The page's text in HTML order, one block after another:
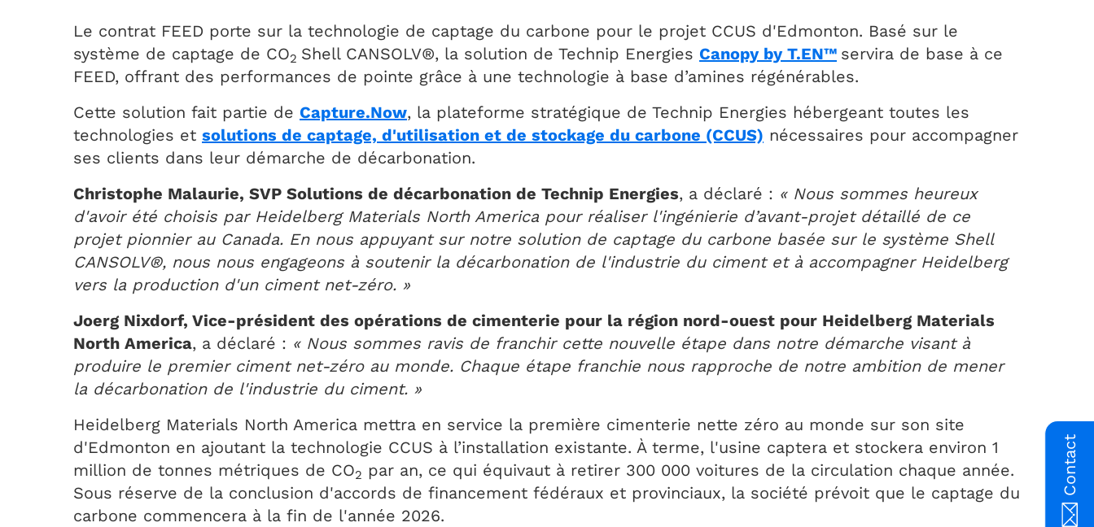
Le contrat FEED porte sur la technologie de captage du carbone pour le projet CCUS d'Edmonton. Basé sur le
système de captage de CO2 Shell CANSOLV®, la solution de Technip Energies Canopy by T.EN™ servira de base à ce
FEED, offrant des performances de pointe grâce à une technologie à base d’amines régénérables.
Cette solution fait partie de Capture.Now, la plateforme stratégique de Technip Energies hébergeant toutes les
technologies et solutions de captage, d'utilisation et de stockage du carbone (CCUS) nécessaires pour accompagner
ses clients dans leur démarche de décarbonation.
Christophe Malaurie, SVP Solutions de décarbonation de Technip Energies, a déclaré : « Nous sommes heureux
d'avoir été choisis par Heidelberg Materials North America pour réaliser l'ingénierie d’avant-projet détaillé de ce
projet pionnier au Canada. En nous appuyant sur notre solution de captage du carbone basée sur le système Shell
CANSOLV®, nous nous engageons à soutenir la décarbonation de l'industrie du ciment et à accompagner Heidelberg
vers la production d'un ciment net-zéro. »
Joerg Nixdorf, Vice-président des opérations de cimenterie pour la région nord-ouest pour Heidelberg Materials
North America, a déclaré : « Nous sommes ravis de franchir cette nouvelle étape dans notre démarche visant à
produire le premier ciment net-zéro au monde. Chaque étape franchie nous rapproche de notre ambition de mener
la décarbonation de l'industrie du ciment. »
Heidelberg Materials North America mettra en service la première cimenterie nette zéro au monde sur son site
d'Edmonton en ajoutant la technologie CCUS à l’installation existante. À terme, l'usine captera et stockera environ 1
million de tonnes métriques de CO2 par an, ce qui équivaut à retirer 300 000 voitures de la circulation chaque année.
Sous réserve de la conclusion d'accords de financement fédéraux et provinciaux, la société prévoit que le captage du
carbone commencera à la fin de l'année 2026.
Contact